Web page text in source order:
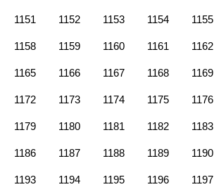
1151 1152 1153 1154 1155
1158 1159 1160 1161 1162
1165 1166 1167 1168 1169
1172 1173 1174 1175 1176
1179 1180 1181 1182 1183
1186 1187 1188 1189 1190
1193 1194 1195 1196 1197